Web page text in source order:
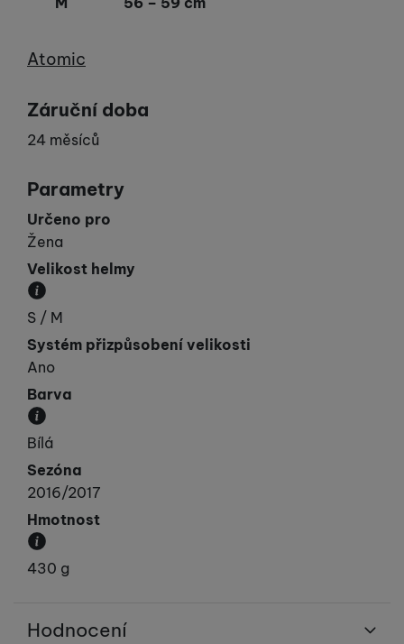
Výrobce
Atomic
Záruční doba
24 měsíců
Parametry
Určeno pro
Žena
Velikost helmy
Obvod hlavy v cm.
S / M
Systém přizpůsobení velikosti
Ano
Barva
Převládající barva výrobku.
Bílá
Sezóna
2016/2017
Hmotnost
Váha produktu.
430 g
Hodnocení